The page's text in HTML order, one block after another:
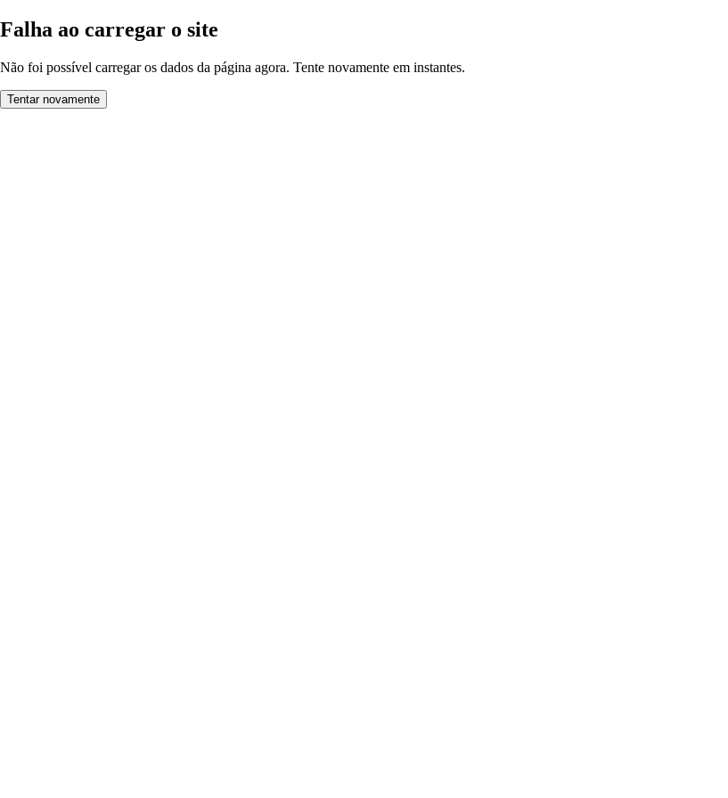
Falha ao carregar o site
Não foi possível carregar os dados da página agora. Tente novamente em instantes.
Tentar novamente